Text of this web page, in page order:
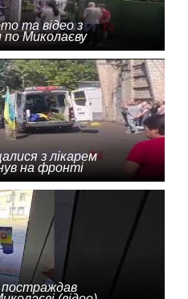
та відео з
по Миколаєву
з лікарем
на фронті